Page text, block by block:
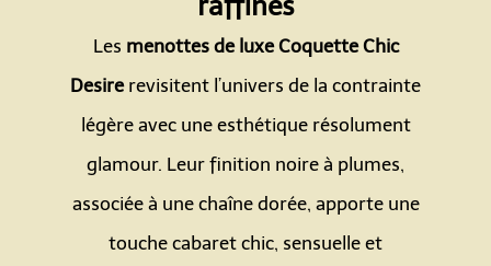
Les menottes de luxe Coquette Chic
Desirerevisitent l’univers de la contrainte
légère avec une esthétique résolument
glamour. Leur finition noire à plumes,
associée à une chaîne dorée, apporte une
touche cabaret chic, sensuelle et